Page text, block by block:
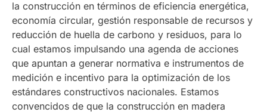
la construcción en términos de eficiencia energética,
economía circular, gestión responsable de recursos y
reducción de huella de carbono y residuos, para lo
cual estamos impulsando una agenda de acciones
que apuntan a generar normativa e instrumentos de
medición e incentivo para la optimización de los
estándares constructivos nacionales. Estamos
convencidos de que la construcción en madera